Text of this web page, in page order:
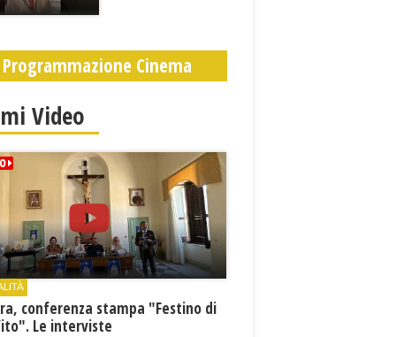
Programmazione Cinema
Video
conferenza stampa "Festino di
Le interviste